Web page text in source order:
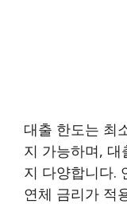
대출 한도는 최
지 가능하며, 대
지 다양합니다.
연체 금리가 적